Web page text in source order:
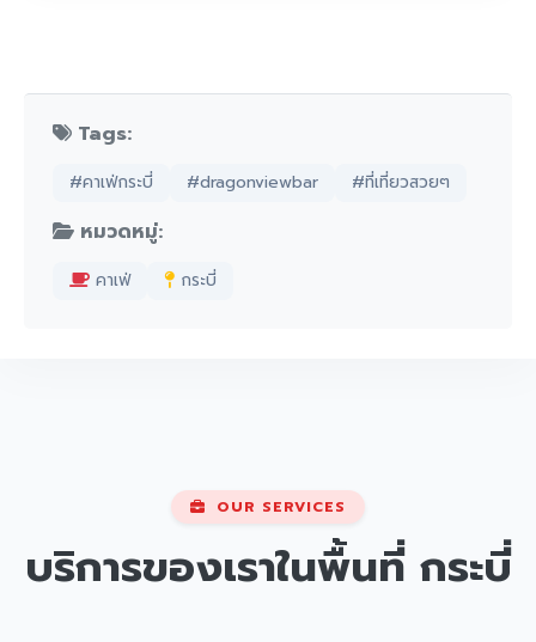
Tags:
#คาเฟ่กระบี่ #dragonviewbar #ที่เที่ยวสวยๆ
หมวดหมู่:
คาเฟ่ กระบี่
OUR SERVICES
บริการของเราในพื้นที่ กระบี่